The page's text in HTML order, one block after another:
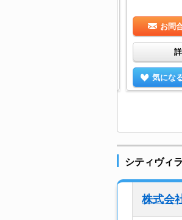
お問
気にな
シティヴィ
株式会